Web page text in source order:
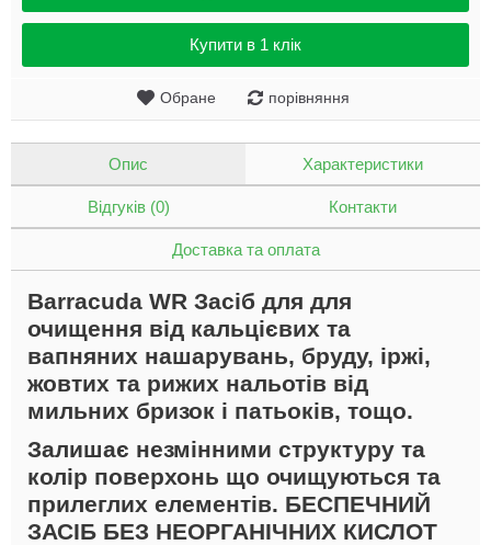
Купити в 1 клік
Обране порівняння
Опис Характеристики
Відгуків (0) Контакти
Доставка та оплата
Barracuda WR Засіб для для
очищення від кальцієвих та
вапняних нашарувань, бруду, іржі,
жовтих та рижих нальотів від
мильних бризок і патьоків, тощо.
Залишає незмінними структуру та
колір поверхонь що очищуються та
прилеглих елементів. БЕСПЕЧНИЙ
ЗАСІБ БЕЗ НЕОРГАНІЧНИХ КИСЛОТ